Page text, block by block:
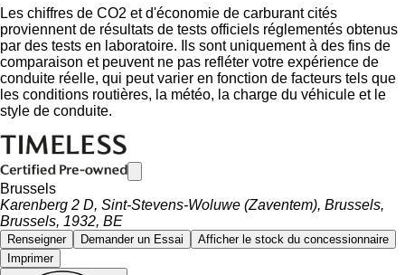
Les chiffres de CO2 et d'économie de carburant cités
proviennent de résultats de tests officiels réglementés obtenus
par des tests en laboratoire. Ils sont uniquement à des fins de
comparaison et peuvent ne pas refléter votre expérience de
conduite réelle, qui peut varier en fonction de facteurs tels que
les conditions routières, la météo, la charge du véhicule et le
style de conduite.
Brussels
Karenberg 2 D, Sint-Stevens-Woluwe (Zaventem), Brussels,
Brussels, 1932, BE
Renseigner Demander un Essai
Afficher le stock du concessionnaire
Imprimer